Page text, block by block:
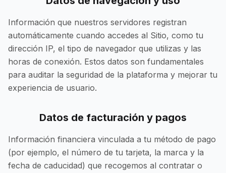
Información que nuestros servidores registran
automáticamente cuando accedes al Sitio, como tu
dirección IP, el tipo de navegador que utilizas y las
horas de conexión. Estos datos son fundamentales
para auditar la seguridad de la plataforma y mejorar tu
experiencia de usuario.
Datos de facturación y pagos
Información financiera vinculada a tu método de pago
(por ejemplo, el número de tu tarjeta, la marca y la
fecha de caducidad) que recogemos al contratar o